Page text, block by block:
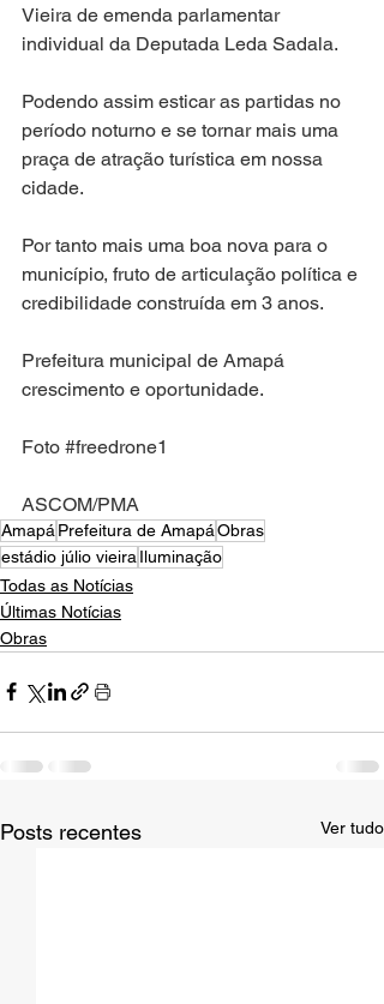
Vieira de emenda parlamentar
individual da Deputada Leda Sadala.
Podendo assim esticar as partidas no
período noturno e se tornar mais uma
praça de atração turística em nossa
cidade.
Por tanto mais uma boa nova para o
município, fruto de articulação política e
credibilidade construída em 3 anos.
Prefeitura municipal de Amapá
crescimento e oportunidade.
Foto #freedrone1
ASCOM/PMA
Amapá Prefeitura de AmapáObras
estádio júlio vieira Iluminação
Todas as Notícias
Últimas Notícias
Obras
Posts recentes Ver tudo